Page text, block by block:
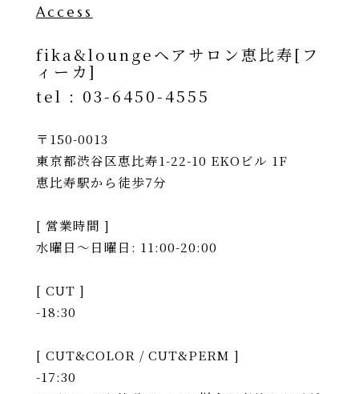
Access
fika&loungeヘアサロン恵比寿[フ
ィーカ]
tel : 03-6450-4555
〒150-0013
東京都渋谷区恵比寿1-22-10 EKOビル 1F
恵比寿駅から徒歩7分
[ 営業時間 ]
水曜日〜日曜日: 11:00-20:00
[ CUT ]
-18:30
[ CUT&COLOR / CUT&PERM ]
-17:30